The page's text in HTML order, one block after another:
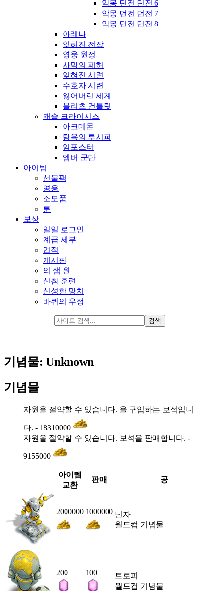
악몽 던전 던전 6
악몽 던전 던전 7
악몽 던전 던전 8
아레나
잊혀진 전장
영웅 원정
사막의 폐허
잊혀진 시련
수호자 시련
잃어버린 세계
블리츠 건틀릿
캐슬 크라이시스
아크데몬
탐욕의 루시퍼
임포스터
엠버 군단
아이템
선물팩
영웅
소모품
룬
보상
일일 로그인
계급 세부
업적
게시판
의 샘 원
신참 훈련
신성한 망치
바퀴의 우정
기념물: Unknown
기념물
자원을 절약할 수 있습니다. 을 구입하는 보석입니
다. - 18310000
자원을 절약할 수 있습니다. 보석을 판매합니다. -
9155000
아이템
교환
판매 공
2000000 1000000 닌자
월드컵 기념물
200 100
트로피
월드컵 기념물